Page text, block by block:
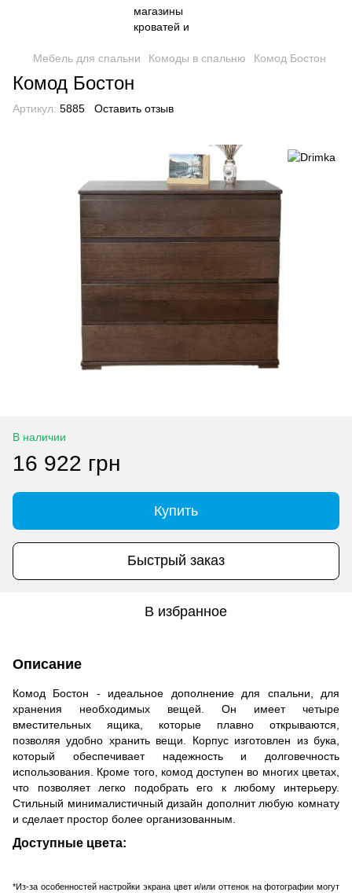
Мебель для спальни Комоды в спальню Комод Бостон
Комод Бостон
Артикул: 5885 Оставить отзыв
В наличии
16 922 грн
Купить
Быстрый заказ
В избранное
Описание
Комод Бостон - идеальное дополнение для спальни, для
хранения необходимых вещей. Он имеет четыре
вместительных ящика, которые плавно открываются,
позволяя удобно хранить вещи. Корпус изготовлен из бука,
который обеспечивает надежность и долговечность
использования. Кроме того, комод доступен во многих цветах,
что позволяет легко подобрать его к любому интерьеру.
Стильный минималистичный дизайн дополнит любую комнату
и сделает простор более организованным.
Доступные цвета:
*Из-за особенностей настройки экрана цвет и/или оттенок на фотографии могут